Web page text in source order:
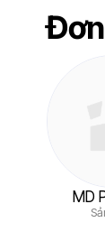
MD